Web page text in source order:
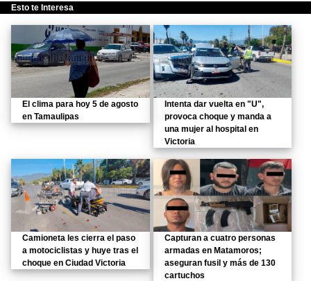
Esto te Interesa
El clima para hoy 5 de agosto
en Tamaulipas
Intenta dar vuelta en "U",
provoca choque y manda a
una mujer al hospital en
Victoria
Camioneta les cierra el paso
a motociclistas y huye tras el
choque en Ciudad Victoria
Capturan a cuatro personas
armadas en Matamoros;
aseguran fusil y más de 130
cartuchos